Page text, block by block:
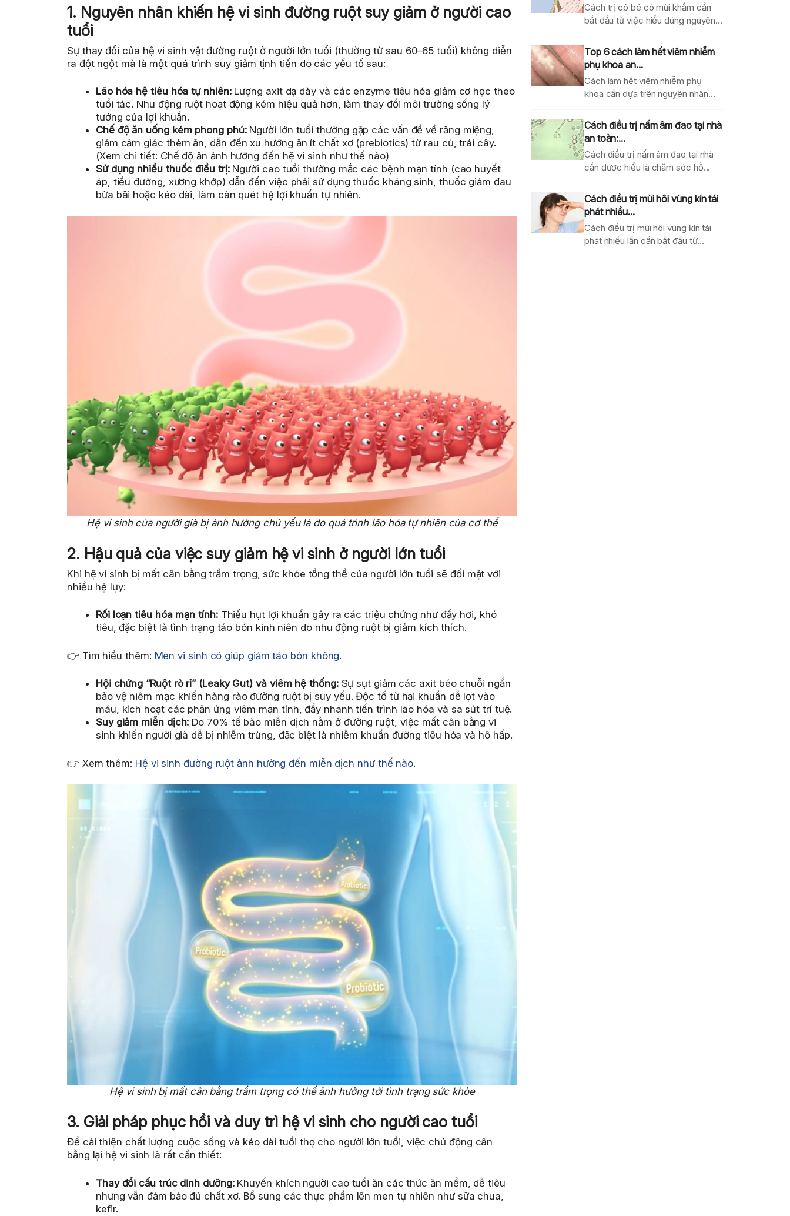
1. Nguyên nhân khiến hệ vi sinh đường ruột suy giảm ở người cao
tuổi
Sự thay đổi của hệ vi sinh vật đường ruột ở người lớn tuổi (thường từ sau 60–65 tuổi) không diễn
ra đột ngột mà là một quá trình suy giảm tịnh tiến do các yếu tố sau:
Lão hóa hệ tiêu hóa tự nhiên:Lượng axit dạ dày và các enzyme tiêu hóa giảm cơ học theo
tuổi tác. Nhu động ruột hoạt động kém hiệu quả hơn, làm thay đổi môi trường sống lý
tưởng của lợi khuẩn.
Chế độ ăn uống kém phong phú:Người lớn tuổi thường gặp các vấn đề về răng miệng,
giảm cảm giác thèm ăn, dẫn đến xu hướng ăn ít chất xơ (prebiotics) từ rau củ, trái cây.
(Xem chi tiết: Chế độ ăn ảnh hưởng đến hệ vi sinh như thế nào)
Sử dụng nhiều thuốc điều trị:Người cao tuổi thường mắc các bệnh mạn tính (cao huyết
áp, tiểu đường, xương khớp) dẫn đến việc phải sử dụng thuốc kháng sinh, thuốc giảm đau
bừa bãi hoặc kéo dài, làm càn quét hệ lợi khuẩn tự nhiên.
Hệ vi sinh của người già bị ảnh hưởng chủ yếu là do quá trình lão hóa tự nhiên của cơ thể
2. Hậu quả của việc suy giảm hệ vi sinh ở người lớn tuổi
Khi hệ vi sinh bị mất cân bằng trầm trọng, sức khỏe tổng thể của người lớn tuổi sẽ đối mặt với
nhiều hệ lụy:
Rối loạn tiêu hóa mạn tính:Thiếu hụt lợi khuẩn gây ra các triệu chứng như đầy hơi, khó
tiêu, đặc biệt là tình trạng táo bón kinh niên do nhu động ruột bị giảm kích thích.
👉 Tìm hiểu thêm: Men vi sinh có giúp giảm táo bón không.
Hội chứng “Ruột rò rỉ” (Leaky Gut) và viêm hệ thống:Sự sụt giảm các axit béo chuỗi ngắn
bảo vệ niêm mạc khiến hàng rào đường ruột bị suy yếu. Độc tố từ hại khuẩn dễ lọt vào
máu, kích hoạt các phản ứng viêm mạn tính, đẩy nhanh tiến trình lão hóa và sa sút trí tuệ.
Suy giảm miễn dịch: Do 70% tế bào miễn dịch nằm ở đường ruột, việc mất cân bằng vi
sinh khiến người già dễ bị nhiễm trùng, đặc biệt là nhiễm khuẩn đường tiêu hóa và hô hấp.
👉 Xem thêm: Hệ vi sinh đường ruột ảnh hưởng đến miễn dịch như thế nào.
Hệ vi sinh bị mất cân bằng trầm trọng có thể ảnh hưởng tới tình trạng sức khỏe
3. Giải pháp phục hồi và duy trì hệ vi sinh cho người cao tuổi
Để cải thiện chất lượng cuộc sống và kéo dài tuổi thọ cho người lớn tuổi, việc chủ động cân
bằng lại hệ vi sinh là rất cần thiết:
Thay đổi cấu trúc dinh dưỡng:Khuyến khích người cao tuổi ăn các thức ăn mềm, dễ tiêu
nhưng vẫn đảm bảo đủ chất xơ. Bổ sung các thực phẩm lên men tự nhiên như sữa chua,
kefir.
Cách trị cô bé có mùi khắm cần
bắt đầu từ việc hiểu đúng nguyên...
Top 6 cách làm hết viêm nhiễm
phụ khoa an...
Cách làm hết viêm nhiễm phụ
khoa cần dựa trên nguyên nhân
Cách điều trị nấm âm đao tại nhà
an toàn:...
Cách điều trị nấm âm đao tại nhà
cần được hiểu là chăm sóc hỗ...
Cách điều trị mùi hôi vùng kín tái
phát nhiều...
Cách điều trị mùi hôi vùng kín tái
phát nhiều lần cần bắt đầu từ...